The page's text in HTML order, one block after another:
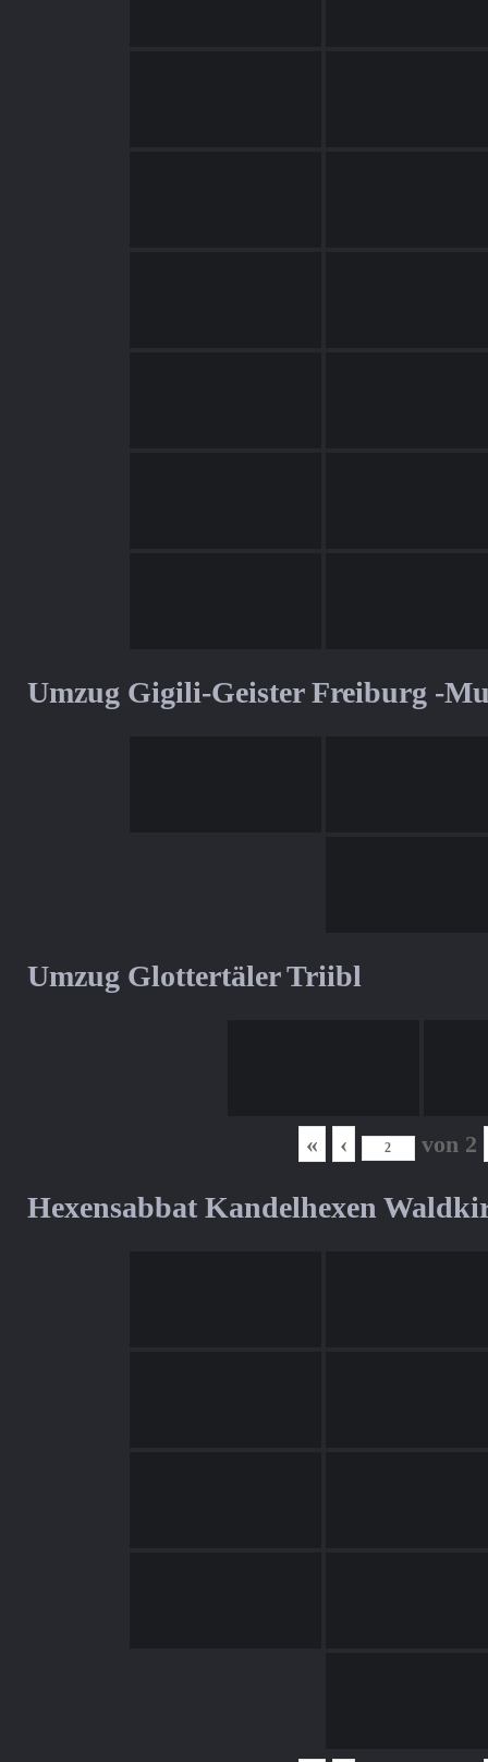
Umzug Gigili-Geister Freiburg -
Umzug Glottertäler Triibl
« ‹ von 2
Hexensabbat Kandelhexen